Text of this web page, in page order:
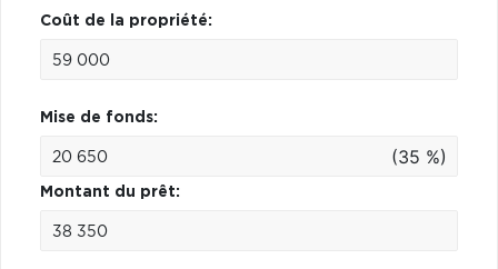
Coût de la propriété:
Mise de fonds:
(35 %)
Montant du prêt: